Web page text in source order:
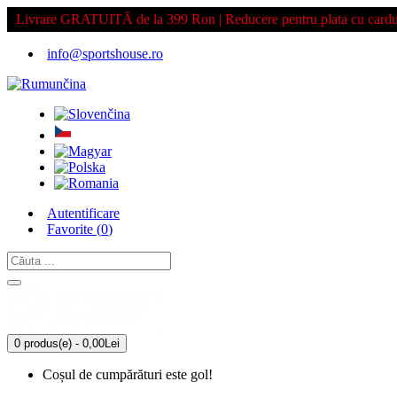
Livrare GRATUITĂ de la 399 Ron | Reducere pentru plata cu
info@sportshouse.ro
Autentificare
Favorite (0)
0 produs(e) - 0,00Lei
Coșul de cumpărături este gol!